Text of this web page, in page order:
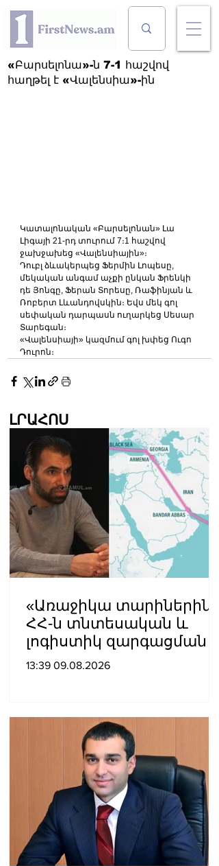
«Բարսելոնա»-ն 7-1 հաշվով
հաղթել է «Վալենսիա»-ին
Կատալոնական «Բարսելոնան» Լա
Լիգայի 21-րդ տուրում 7։1 հաշվով
ջախջախեց «Վալենսիային»։
Դուբլ ձևակերպեց Ֆերմին Լոպեսը,
մեկական անգամ աչքի ընկան Ֆրենկի
դե Յոնգը, Ֆերան Տորեսը, Ռաֆինյան և
Ռոբերտ Լևանդովսկին։ Եվս մեկ գոլ
սեփական դարպասն ուղարկեց Սեսար
Տարեգան։
«Վալենսիայի» կազմում գոլ խփեց Ուգո
Դուրոն։
ԼՐԱՀՈՍ
«Առաջիկա տարիներին
ՀՀ-ն տնտեսական և
լոգիստիկ զարգացման
տեսանկյունից պետք է
13:39 09.08.2026